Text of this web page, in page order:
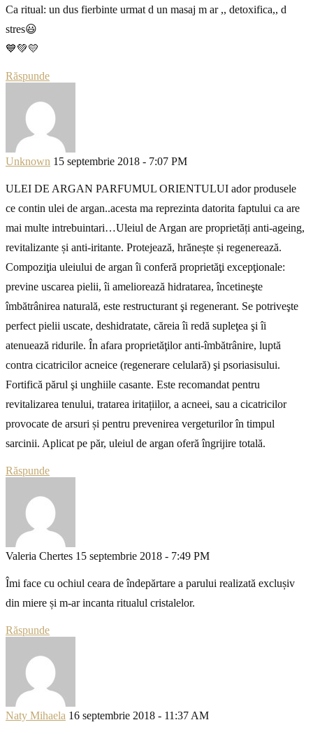
Ca ritual: un dus fierbinte urmat d un masaj m ar ,, detoxifica,, d
stres😃
💙💚💛
Răspunde
Unknown 15 septembrie 2018 - 7:07 PM
ULEI DE ARGAN PARFUMUL ORIENTULUI ador produsele
ce contin ulei de argan..acesta ma reprezinta datorita faptului ca are
mai multe intrebuintari…Uleiul de Argan are proprietăți anti-ageing,
revitalizante și anti-iritante. Protejează, hrănește și regenerează.
Compoziţia uleiului de argan îi conferă proprietăţi excepţionale:
previne uscarea pielii, îi ameliorează hidratarea, încetineşte
îmbătrânirea naturală, este restructurant şi regenerant. Se potriveşte
perfect pielii uscate, deshidratate, căreia îi redă supleţea şi îi
atenuează ridurile. În afara proprietăţilor anti-îmbătrânire, luptă
contra cicatricilor acneice (regenerare celulară) şi psoriasisului.
Fortifică părul şi unghiile casante. Este recomandat pentru
revitalizarea tenului, tratarea iritațiilor, a acneei, sau a cicatricilor
provocate de arsuri și pentru prevenirea vergeturilor în timpul
sarcinii. Aplicat pe păr, uleiul de argan oferă îngrijire totală.
Răspunde
Valeria Chertes 15 septembrie 2018 - 7:49 PM
Îmi face cu ochiul ceara de îndepărtare a parului realizată exclușiv
din miere și m-ar incanta ritualul cristalelor.
Răspunde
Naty Mihaela 16 septembrie 2018 - 11:37 AM